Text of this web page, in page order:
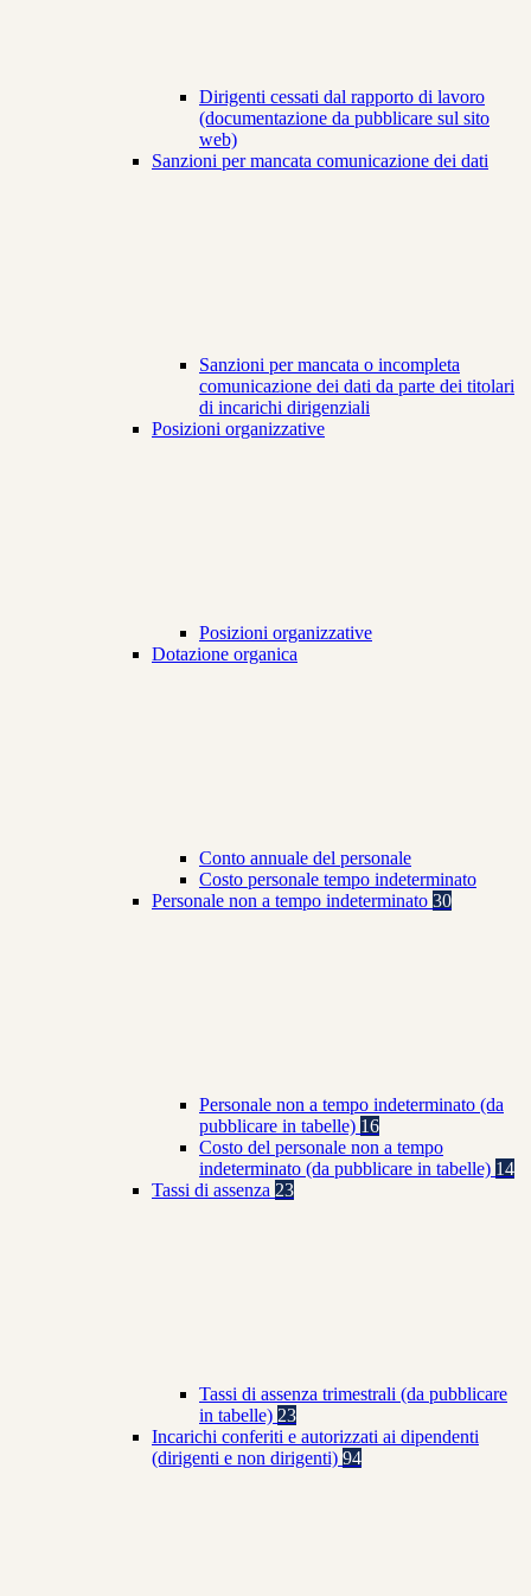
Dirigenti cessati dal rapporto di lavoro
(documentazione da pubblicare sul sito
web)
Sanzioni per mancata comunicazione dei dati
Sanzioni per mancata o incompleta
comunicazione dei dati da parte dei titolari
di incarichi dirigenziali
Posizioni organizzative
Posizioni organizzative
Dotazione organica
Conto annuale del personale
Costo personale tempo indeterminato
Personale non a tempo indeterminato 30
Personale non a tempo indeterminato (da
pubblicare in tabelle) 16
Costo del personale non a tempo
indeterminato (da pubblicare in tabelle) 14
Tassi di assenza 23
Tassi di assenza trimestrali (da pubblicare
in tabelle) 23
Incarichi conferiti e autorizzati ai dipendenti
(dirigenti e non dirigenti) 94